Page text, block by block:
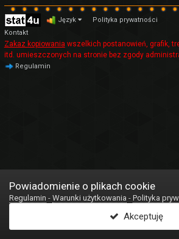
Język
Polityka prywatności
Kontakt
Zakaz kopiowania wszelkich postanowień, grafik,
itd. umieszczonych na stronie bez zgody
Regulamin
Powiadomienie o plikach cookie
Regulamin - Warunki użytkowania - Polityka
Akceptuję